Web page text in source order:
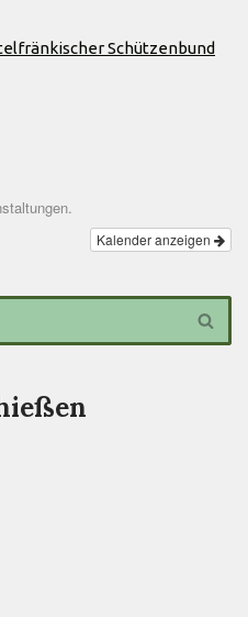
Schützenbund
Kalender anzeigen